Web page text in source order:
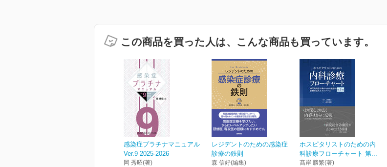
この商品を買った人は、こんな商品も買っています。
感染症プラチナマニュアル
Ver.9 2025-2026
岡 秀昭(著)
レジデントのための感染症
診療の鉄則
森 信好(編集)
ホスピタリストのための内
科診療フローチャート 第...
髙岸 勝繁(著)